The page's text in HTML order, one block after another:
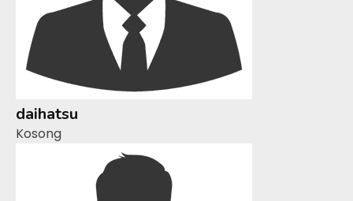
daihatsu
Kosong